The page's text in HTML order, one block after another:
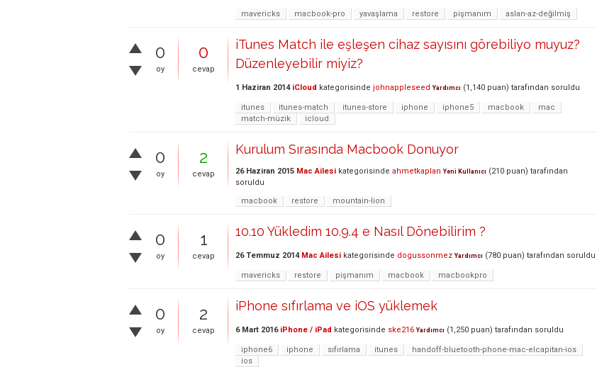
mavericks macbook-pro yavaşlama restore pişmanım aslan-az-değilmiş
0
oy
0
cevap
iTunes Match ile eşleşen cihaz sayısını görebiliyo muyuz?
Düzenleyebilir miyiz?
1 Haziran 2014 iCloud kategorisinde johnappleseed Yardımcı (1,140 puan) tarafından soruldu
itunes itunes-match itunes-store iphone iphone5 macbook
mac
match-müzik
icloud
0
oy
2
cevap
Kurulum Sırasında Macbook Donuyor
26 Haziran 2015 Mac Ailesi kategorisinde ahmetkaplan Yeni Kullanıcı (210 puan) tarafından
soruldu
macbook
restore mountain-lion
0
oy
1
cevap
10.10 Yükledim 10.9.4 e Nasıl Dönebilirim ?
26 Temmuz 2014 Mac Ailesi kategorisinde dogussonmez Yardımcı (780 puan) tarafından soruldu
mavericks restore pişmanım macbook macbookpro
0
oy
2
cevap
iPhone sıfırlama ve iOS yüklemek
6 Mart 2016 iPhone / iPad kategorisinde ske216 Yardımcı (1,250 puan) tarafından soruldu
iphone6 iphone sıfırlama itunes
handoff-bluetooth-phone-mac-elcapitan-ios
ios